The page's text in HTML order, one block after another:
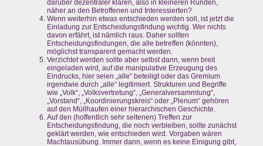
darüber dezentraler klären, also in kleineren Runden,
näher an den Betroffenen und Interessierten?
Wenn weiterhin etwas entschieden werden soll, ist jetzt die
Einladung zur Entscheidungsfindung wichtig. Wer nichts
davon erfährt, ist nämlich raus. Daher sollten
Entscheidungsfindungen, die alle betreffen (könnten),
möglichst transparent gemacht werden.
Verzichtet werden sollte aber selbst dann, wenn breit
eingeladen wird, auf die manipulative Erzeugung des
Eindrucks, hier seien „alle“ beteiligt oder das Gremium
irgendwie durch „alle“ legitimiert. Strukturen und Begriffe
wie „Volk“, „Volksvertretung“, „Generalversammlung“,
„Vorstand“, „Koordinierungskreis“ oder „Plenum“ gehören
auf den Müllhaufen einer hierarchischen Geschichte.
Auf den (hoffentlich sehr seltenen) Treffen zur
Entscheidungsfindung, die noch verbleiben, sollte zunächst
geklärt werden, wie entschieden wird. Vorgaben wären
Machtausübung. Immer dann, wenn es keine Einigung gibt,